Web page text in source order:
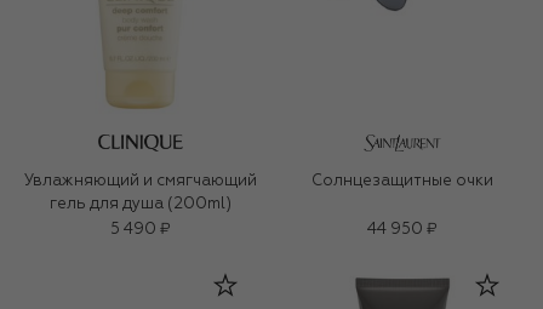
Увлажняющий и смягчающий
гель для душа (200ml)
5 490 ₽
Солнцезащитные очки
44 950 ₽